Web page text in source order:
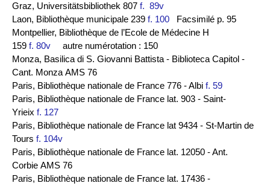
Graz, Universitätsbibliothek 807 f. 89v
Laon, Bibliothèque municipale 239 f. 100 Facsimilé p. 95
Montpellier, Bibliothèque de l’Ecole de Médecine H
159 f. 80v autre numérotation : 150
Monza, Basilica di S. Giovanni Battista - Biblioteca Capitol -
Cant. Monza AMS 76
Paris, Bibliothèque nationale de France 776 - Albi f. 59
Paris, Bibliothèque nationale de France lat. 903 - Saint-
Yrieix f. 127
Paris, Bibliothèque nationale de France lat 9434 - St-Martin de
Tours f. 104v
Paris, Bibliothèque nationale de France lat. 12050 - Ant.
Corbie AMS 76
Paris, Bibliothèque nationale de France lat. 17436 -